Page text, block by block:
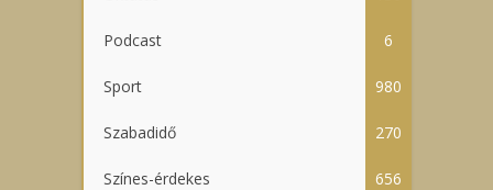
Podcast 6
Sport 980
Szabadidő 270
Színes-érdekes 656